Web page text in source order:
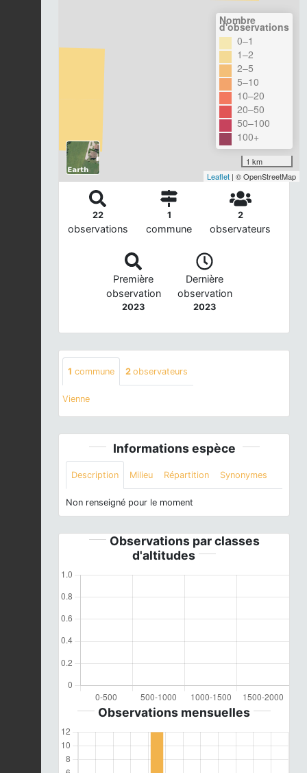
Nombre
d'observations
0–1
1–2
2–5
5–10
10–20
20–50
50–100
100+
1 km
Leaflet | © OpenStreetMap
22
observations
1
commune
2
observateurs
Première
observation
2023
Dernière
observation
2023
1 commune 2 observateurs
Vienne
Informations espèce
Description Milieu Répartition Synonymes
Non renseigné pour le moment
Observations par classes
d'altitudes
Observations mensuelles